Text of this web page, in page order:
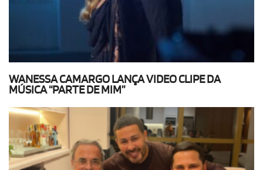
WANESSA CAMARGO LANÇA VIDEO CLIPE DA
MÚSICA “PARTE DE MIM”